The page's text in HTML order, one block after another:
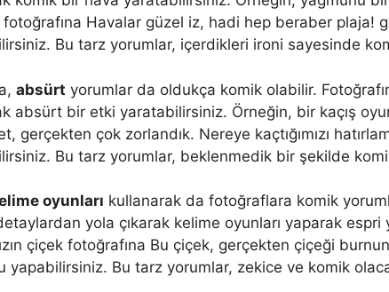
fotoğrafına Havalar güzel iz, hadi hep beraber plaja!
Bu tarz yorumlar, içerdikleri ironi sayesinde
absürt yorumlar da oldukça komik olabilir.
absürt bir etki yaratabilirsiniz. Örneğin, bir kaçış
gerçekten çok zorlandık. Nereye kaçtığımızı
Bu tarz yorumlar, beklenmedik bir şekilde
oyunları kullanarak da fotoğraflara komik
yola çıkarak kelime oyunları yaparak
çiçek fotoğrafına Bu çiçek, gerçekten çiçeği
yapabilirsiniz. Bu tarz yorumlar, zekice ve komik